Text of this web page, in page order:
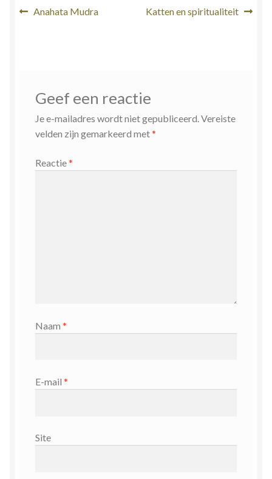
Bericht
Vorig
Anahata Mudra
Volgend
Katten en spiritualiteit
Geef een reactie
Je e-mailadres wordt niet gepubliceerd.Vereiste
velden zijn gemarkeerd met*
Reactie*
Naam *
E-mail *
Site